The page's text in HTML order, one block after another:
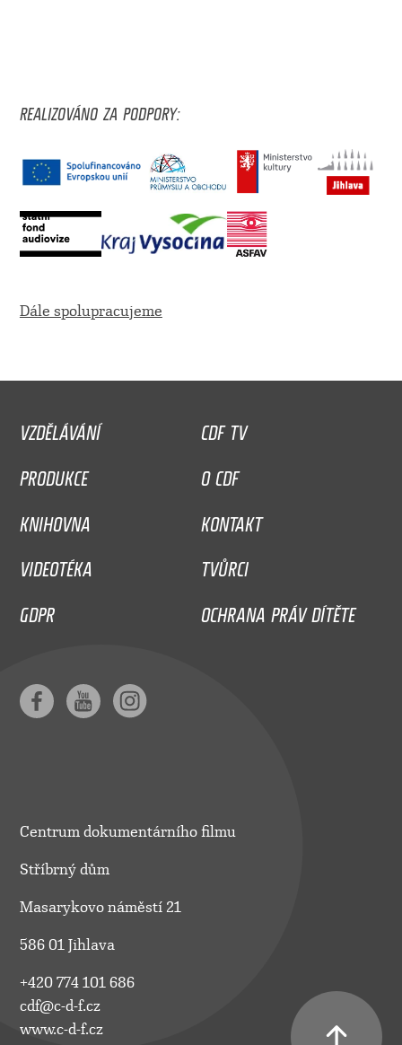
REALIZOVÁNO ZA PODPORY:
Dále spolupracujeme
VZDĚLÁVÁNÍ
CDF TV
PRODUKCE
O CDF
KNIHOVNA
KONTAKT
VIDEOTÉKA
TVŮRCI
GDPR
OCHRANA PRÁV DÍTĚTE
Centrum dokumentárního filmu
Stříbrný dům
Masarykovo náměstí 21
586 01 Jihlava
+420 774 101 686
cdf@c-d-f.cz
www.c-d-f.cz